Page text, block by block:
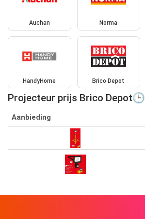
Auchan Norma
HandyHome Brico Depot
Projecteur prijs Brico Depot🕒
Aanbieding